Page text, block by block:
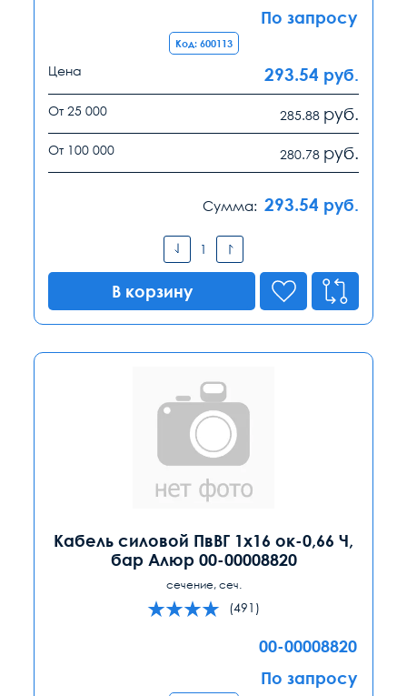
По запросу
Код: 600113
Цена 293.54 руб.
От 25 000 285.88 руб.
От 100 000 280.78 руб.
Сумма: 293.54 руб.
В корзину
Кабель силовой ПвВГ 1х16 ок-0,66 Ч,
бар Алюр 00-00008820
сечение, сеч.
(491)
00-00008820
По запросу